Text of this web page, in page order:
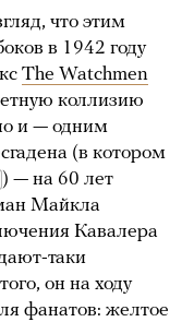
что этим
в 1942 году
The Watchmen
коллизию
и — одним
(в котором
) — на 60 лет
Майкла
Кавалера
таки
он на ходу
фанатов: желтое